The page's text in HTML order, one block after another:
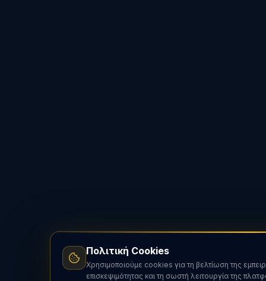
Πολιτική Cookies
Χρησιμοποιούμε cookies για τη βελτίωση της
επισκεψιμότητας και τη σωστή λειτουργία της